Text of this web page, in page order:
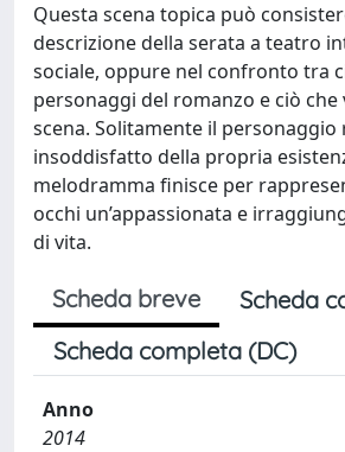
Questa scena topica può
descrizione della serata a teatro
sociale, oppure nel confronto tra
personaggi del romanzo e ciò che
scena. Solitamente il personaggio
insoddisfatto della propria
melodramma finisce per
occhi un’appassionata e
di vita.
Scheda breve
Scheda
Scheda completa (DC)
Anno
2014